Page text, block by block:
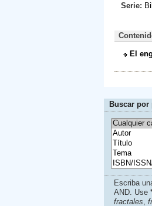
Serie:
El
Buscar por
Escriba
AND. Use
fractales,